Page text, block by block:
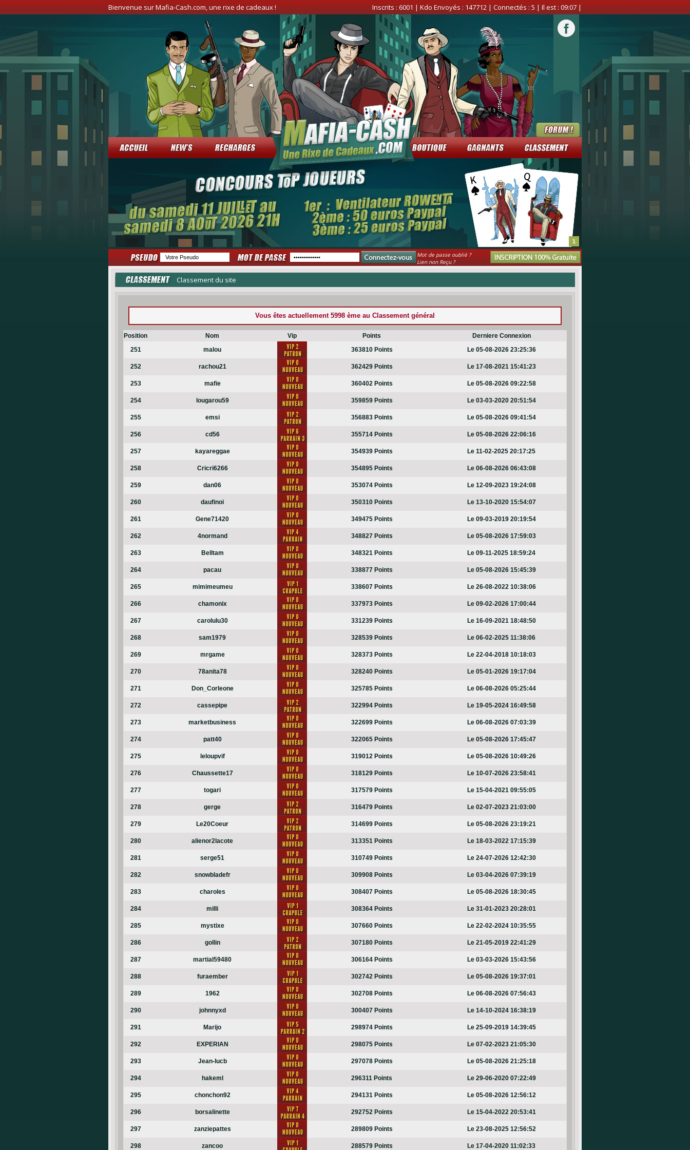
Bienvenue sur Mafia-Cash.com, une rixe de cadeaux ! Inscrits : 6001 | Kdo Envoyés : 147712 | Connectés : 5 | Il est : 09:07 |
1
Mot de passe oublié ?
Lien non Reçu ?
Classement du site
Vous êtes actuellement 5998 ème au Classement général
Position Nom Vip Points
Derniere Connexion
251
malou 363810 Points Le 05-08-2026 23:25:36
252 rachou21 362429 Points Le 17-08-2021 15:41:23
253 mafie 360402 Points Le 05-08-2026 09:22:58
254 lougarou59 359859 Points Le 03-03-2020 20:51:54
255 emsi 356883 Points Le 05-08-2026 09:41:54
256 cd56 355714 Points Le 05-08-2026 22:06:16
257 kayareggae 354939 Points Le 11-02-2025 20:17:25
258 Cricri6266 354895 Points Le 06-08-2026 06:43:08
259 dan06 353074 Points Le 12-09-2023 19:24:08
260 daufinoi 350310 Points Le 13-10-2020 15:54:07
261 Gene71420 349475 Points Le 09-03-2019 20:19:54
262 4normand 348827 Points Le 05-08-2026 17:59:03
263 Belltam 348321 Points Le 09-11-2025 18:59:24
264 pacau 338877 Points Le 05-08-2026 15:45:39
265 mimimeumeu 338607 Points Le 26-08-2022 10:38:06
266 chamonix 337973 Points Le 09-02-2026 17:00:44
267 carolulu30 331239 Points Le 16-09-2021 18:48:50
268 sam1979 328539 Points Le 06-02-2025 11:38:06
269 mrgame 328373 Points Le 22-04-2018 10:18:03
270 78anita78 328240 Points Le 05-01-2026 19:17:04
271 Don_Corleone 325785 Points Le 06-08-2026 05:25:44
272 cassepipe 322994 Points Le 19-05-2024 16:49:58
273 marketbusiness 322699 Points Le 06-08-2026 07:03:39
274 patt40 322065 Points Le 05-08-2026 17:45:47
275 leloupvif 319012 Points Le 05-08-2026 10:49:26
276 Chaussette17 318129 Points Le 10-07-2026 23:58:41
277 togari 317579 Points Le 15-04-2021 09:55:05
278 gerge 316479 Points Le 02-07-2023 21:03:00
279 Le20Coeur 314699 Points Le 05-08-2026 23:19:21
280 alienor2lacote 313351 Points Le 18-03-2022 17:15:39
281 serge51 310749 Points Le 24-07-2026 12:42:30
282 snowbladefr 309908 Points Le 03-04-2026 07:39:19
283 charoles 308407 Points Le 05-08-2026 18:30:45
284 milli 308364 Points Le 31-01-2023 20:28:01
285 mystixe 307660 Points Le 22-02-2024 10:35:55
286 gollin 307180 Points Le 21-05-2019 22:41:29
287 martial59480 306164 Points Le 03-03-2026 15:43:56
288 furaember 302742 Points Le 05-08-2026 19:37:01
289 1962 302708 Points Le 06-08-2026 07:56:43
290 johnnyxd 300407 Points Le 14-10-2024 16:38:19
291 Marijo 298974 Points Le 25-09-2019 14:39:45
292 EXPERIAN 298075 Points Le 07-02-2023 21:05:30
293 Jean-lucb 297078 Points Le 05-08-2026 21:25:18
294 hakeml 296311 Points Le 29-06-2020 07:22:49
295 chonchon92 294131 Points Le 05-08-2026 12:56:12
296 borsalinette 292752 Points Le 15-04-2022 20:53:41
297 zanziepattes 289809 Points Le 23-08-2025 12:56:52
298 zancoo 288579 Points Le 17-04-2020 11:02:33